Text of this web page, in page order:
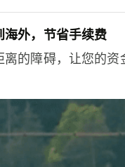
海外，节省手续费
离的障碍，让您的资